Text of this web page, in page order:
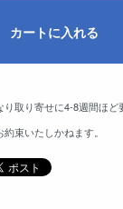
カートに入れる
取り寄せに4-8週間ほど
束いたしかねます。